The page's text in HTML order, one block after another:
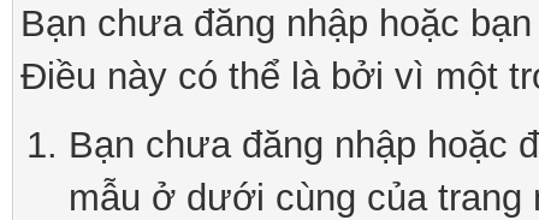
Bạn chưa đăng nhập hoặc
Điều này có thể là bởi vì một
Bạn chưa đăng nhập hoặc
mẫu ở dưới cùng của trang